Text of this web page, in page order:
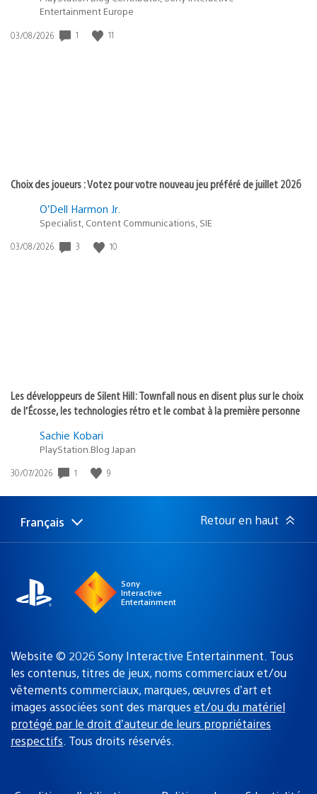
Entertainment Europe
Date
03/08/2026 1 11
Choix des joueurs : Votez pour votre nouveau jeu préféré de juillet 2026
O’Dell Harmon Jr.
Specialist, Content Communications, SIE
Date
03/08/2026 3 10
Les développeurs de Silent Hill: Townfall nous en disent plus sur le choix
de l’Écosse, les technologies rétro et le combat à la première personne
Sachie Kobari
PlayStation.Blog Japan
Date
publication
30/07/2026 1 9
Choisir
une
Région
actuelle
Français Retour en haut
Sony
Interactive
Entertainment
Website © 2026 Sony Interactive Entertainment. Tous
les contenus, titres de jeux, noms commerciaux et/ou
vêtements commerciaux, marques, œuvres d’art et
images associées sont des marques et/ou du matériel
protégé par le droit d’auteur de leurs propriétaires
respectifs. Tous droits réservés.